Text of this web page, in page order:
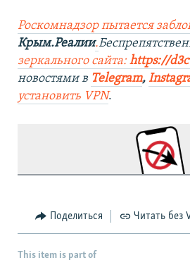
Роскомнадзор пытается
Крым.Реалии.
зеркального сайта:https://
новостями в Telegram,
установить VPN.
Поделиться Читать без
This item is part of